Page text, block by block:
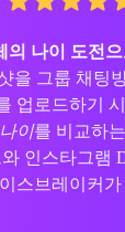
의 나이 도전
을 그룹 채팅
업로드하기
이를 비교하
인스타그램
스브레이커